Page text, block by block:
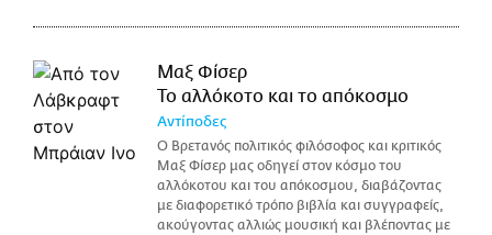
Μαξ Φίσερ
Το αλλόκοτο και το απόκοσμο
Αντίποδες
Ο Βρετανός πολιτικός φιλόσοφος και κριτικός
Μαξ Φίσερ μας οδηγεί στον κόσμο του
αλλόκοτου και του απόκοσμου, διαβάζοντας
με διαφορετικό τρόπο βιβλία και συγγραφείς,
ακούγοντας αλλιώς μουσική και βλέποντας με